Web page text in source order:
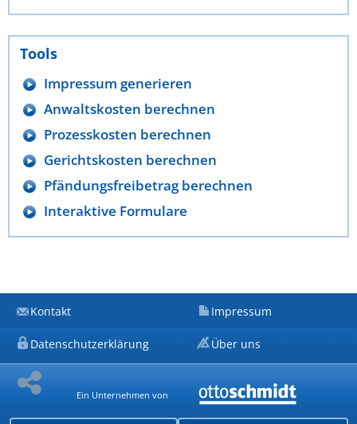
Tools
Impressum generieren
Anwaltskosten berechnen
Prozesskosten berechnen
Gerichtskosten berechnen
Pfändungsfreibetrag berechnen
Interaktive Formulare
Kontakt Impressum
Datenschutzerklärung Über uns
Ein Unternehmen von